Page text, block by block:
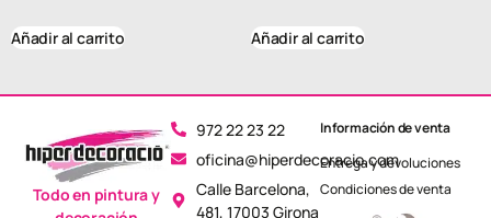
Añadir al carrito Añadir al carrito
972 22 23 22
oficina@hiperdecoracio.com
Calle Barcelona, ​​
481, 17003 Girona
Todo en pintura y
Información de venta
Entrega y devoluciones
Condiciones de venta